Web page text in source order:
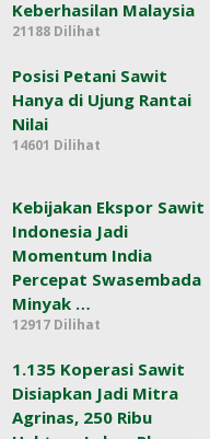
Keberhasilan Malaysia
21188 Dilihat
Posisi Petani Sawit
Hanya di Ujung Rantai
Nilai
14601 Dilihat
Kebijakan Ekspor Sawit
Indonesia Jadi
Momentum India
Percepat Swasembada
Minyak …
12917 Dilihat
1.135 Koperasi Sawit
Disiapkan Jadi Mitra
Agrinas, 250 Ribu